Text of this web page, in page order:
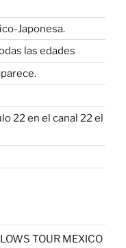
Japonesa.
las edades
22 en el canal 22 el
TOUR MEXICO